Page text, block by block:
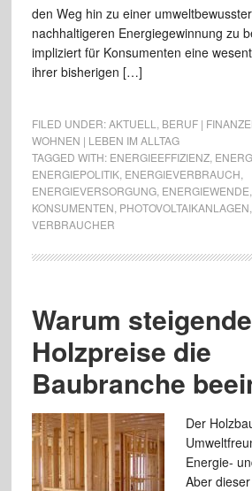
den Weg hin zu einer
nachhaltigeren Energiegewinnung zu
impliziert für Konsumenten eine
ihrer bisherigen […]
FILED UNDER:AKTUELL BERUF |
WOHNEN | LEBEN IM ALLTAG
TAGGED WITH: ENERGIEEFFIZIENZ,
ENERGIEPOLITIK, ENERGIEVERBRAUCH
ENERGIEVERSORGUNG, ENERGIEWENDE
KONSUMENTEN PHOTOVOLTAIKANLAGEN
VERBRAUCHER
Warum steigende
Holzpreise die
Baubranche
Der
Energie-
Aber